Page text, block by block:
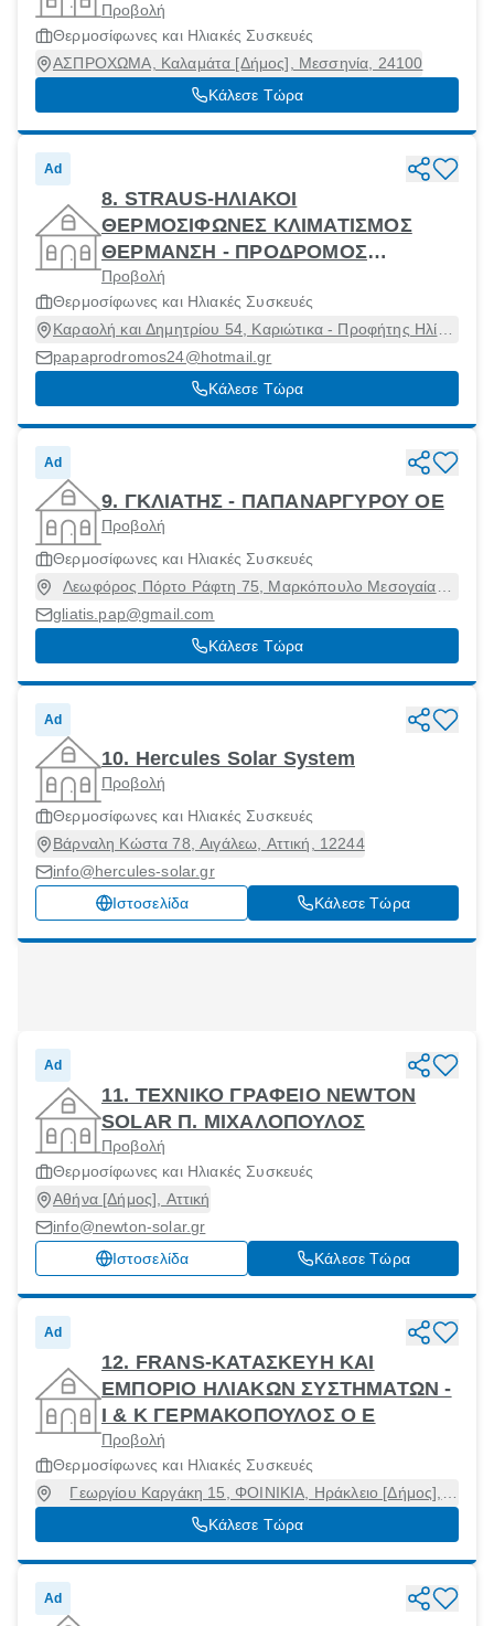
Προβολή
Θερμοσίφωνες και Ηλιακές Συσκευές
ΑΣΠΡΟΧΩΜΑ, Καλαμάτα [Δήμος], Μεσσηνία, 24100
Κάλεσε Τώρα
Ad
8. STRAUS-ΗΛΙΑΚΟΙ
ΘΕΡΜΟΣΙΦΩΝΕΣ ΚΛΙΜΑΤΙΣΜΟΣ
ΘΕΡΜΑΝΣΗ - ΠΡΟΔΡΟΜΟΣ
ΚΑΛΟΓΡΙΔΗΣ
Προβολή
Θερμοσίφωνες και Ηλιακές Συσκευές
Καραολή και Δημητρίου 54, Καριώτικα - Προφήτης Ηλίας,
Πέραμα, Αττική, 18863
papaprodromos24@hotmail.gr
Κάλεσε Τώρα
Ad
9. ΓΚΛΙΑΤΗΣ - ΠΑΠΑΝΑΡΓΥΡΟΥ ΟΕ
Προβολή
Θερμοσίφωνες και Ηλιακές Συσκευές
Λεωφόρος Πόρτο Ράφτη 75, Μαρκόπουλο Μεσογαίας,
Αττική, 19003
gliatis.pap@gmail.com
Κάλεσε Τώρα
Ad
10. Hercules Solar System
Προβολή
Θερμοσίφωνες και Ηλιακές Συσκευές
Βάρναλη Κώστα 78, Αιγάλεω, Αττική, 12244
info@hercules-solar.gr
Ιστοσελίδα
Κάλεσε Τώρα
Ad
11. ΤΕΧΝΙΚΟ ΓΡΑΦΕΙΟ NEWTON
SOLAR Π. ΜΙΧΑΛΟΠΟΥΛΟΣ
Προβολή
Θερμοσίφωνες και Ηλιακές Συσκευές
Αθήνα [Δήμος], Αττική
info@newton-solar.gr
Ιστοσελίδα
Κάλεσε Τώρα
Ad
12. FRANS-ΚΑΤΑΣΚΕΥΗ ΚΑΙ
ΕΜΠΟΡΙΟ ΗΛΙΑΚΩΝ ΣΥΣΤΗΜΑΤΩΝ -
Ι & Κ ΓΕΡΜΑΚΟΠΟΥΛΟΣ Ο Ε
Προβολή
Θερμοσίφωνες και Ηλιακές Συσκευές
Γεωργίου Καργάκη 15, ΦΟΙΝΙΚΙΑ, Ηράκλειο [Δήμος],
Ηράκλειο, 71500
Κάλεσε Τώρα
Ad